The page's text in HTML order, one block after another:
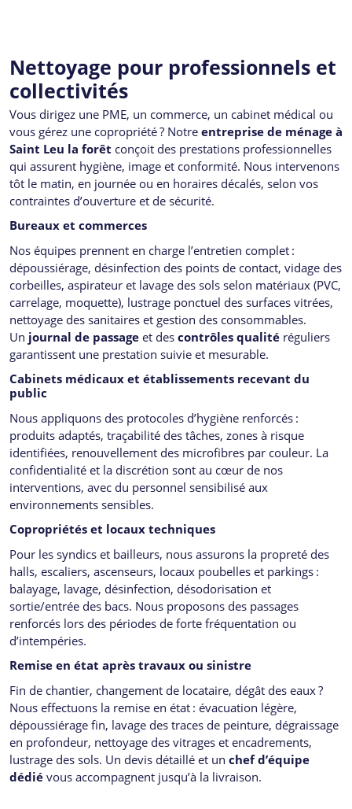
Nettoyage pour professionnels et
collectivités
Vous dirigez une PME, un commerce, un cabinet médical ou
vous gérez une copropriété ? Notre entreprise de ménage à
Saint Leu la forêt conçoit des prestations professionnelles
qui assurent hygiène, image et conformité. Nous intervenons
tôt le matin, en journée ou en horaires décalés, selon vos
contraintes d’ouverture et de sécurité.
Bureaux et commerces
Nos équipes prennent en charge l’entretien complet :
dépoussiérage, désinfection des points de contact, vidage des
corbeilles, aspirateur et lavage des sols selon matériaux (PVC,
carrelage, moquette), lustrage ponctuel des surfaces vitrées,
nettoyage des sanitaires et gestion des consommables.
Un journal de passage et des contrôles qualité réguliers
garantissent une prestation suivie et mesurable.
Cabinets médicaux et établissements recevant du
public
Nous appliquons des protocoles d’hygiène renforcés :
produits adaptés, traçabilité des tâches, zones à risque
identifiées, renouvellement des microfibres par couleur. La
confidentialité et la discrétion sont au cœur de nos
interventions, avec du personnel sensibilisé aux
environnements sensibles.
Copropriétés et locaux techniques
Pour les syndics et bailleurs, nous assurons la propreté des
halls, escaliers, ascenseurs, locaux poubelles et parkings :
balayage, lavage, désinfection, désodorisation et
sortie/entrée des bacs. Nous proposons des passages
renforcés lors des périodes de forte fréquentation ou
d’intempéries.
Remise en état après travaux ou sinistre
Fin de chantier, changement de locataire, dégât des eaux ?
Nous effectuons la remise en état : évacuation légère,
dépoussiérage fin, lavage des traces de peinture, dégraissage
en profondeur, nettoyage des vitrages et encadrements,
lustrage des sols. Un devis détaillé et un chef d’équipe
dédié vous accompagnent jusqu’à la livraison.